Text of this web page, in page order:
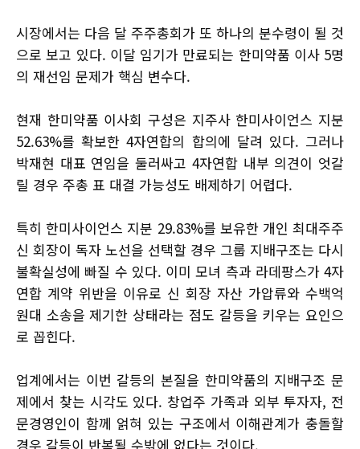
시장에서는 다음 달 주주총회가 또 하나의 분수령이 될 것
으로 보고 있다. 이달 임기가 만료되는 한미약품 이사 5명
의 재선임 문제가 핵심 변수다.
현재 한미약품 이사회 구성은 지주사 한미사이언스 지분
52.63%를 확보한 4자연합의 합의에 달려 있다. 그러나
박재현 대표 연임을 둘러싸고 4자연합 내부 의견이 엇갈
릴 경우 주총 표 대결 가능성도 배제하기 어렵다.
특히 한미사이언스 지분 29.83%를 보유한 개인 최대주주
신 회장이 독자 노선을 선택할 경우 그룹 지배구조는 다시
불확실성에 빠질 수 있다. 이미 모녀 측과 라데팡스가 4자
연합 계약 위반을 이유로 신 회장 자산 가압류와 수백억
원대 소송을 제기한 상태라는 점도 갈등을 키우는 요인으
로 꼽힌다.
업계에서는 이번 갈등의 본질을 한미약품의 지배구조 문
제에서 찾는 시각도 있다. 창업주 가족과 외부 투자자, 전
문경영인이 함께 얽혀 있는 구조에서 이해관계가 충돌할
경우 갈등이 반복될 수밖에 없다는 것이다.